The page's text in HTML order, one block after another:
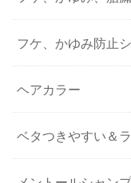
フケ、かゆみ防止
ヘアカラー
ベタつきやすい＆